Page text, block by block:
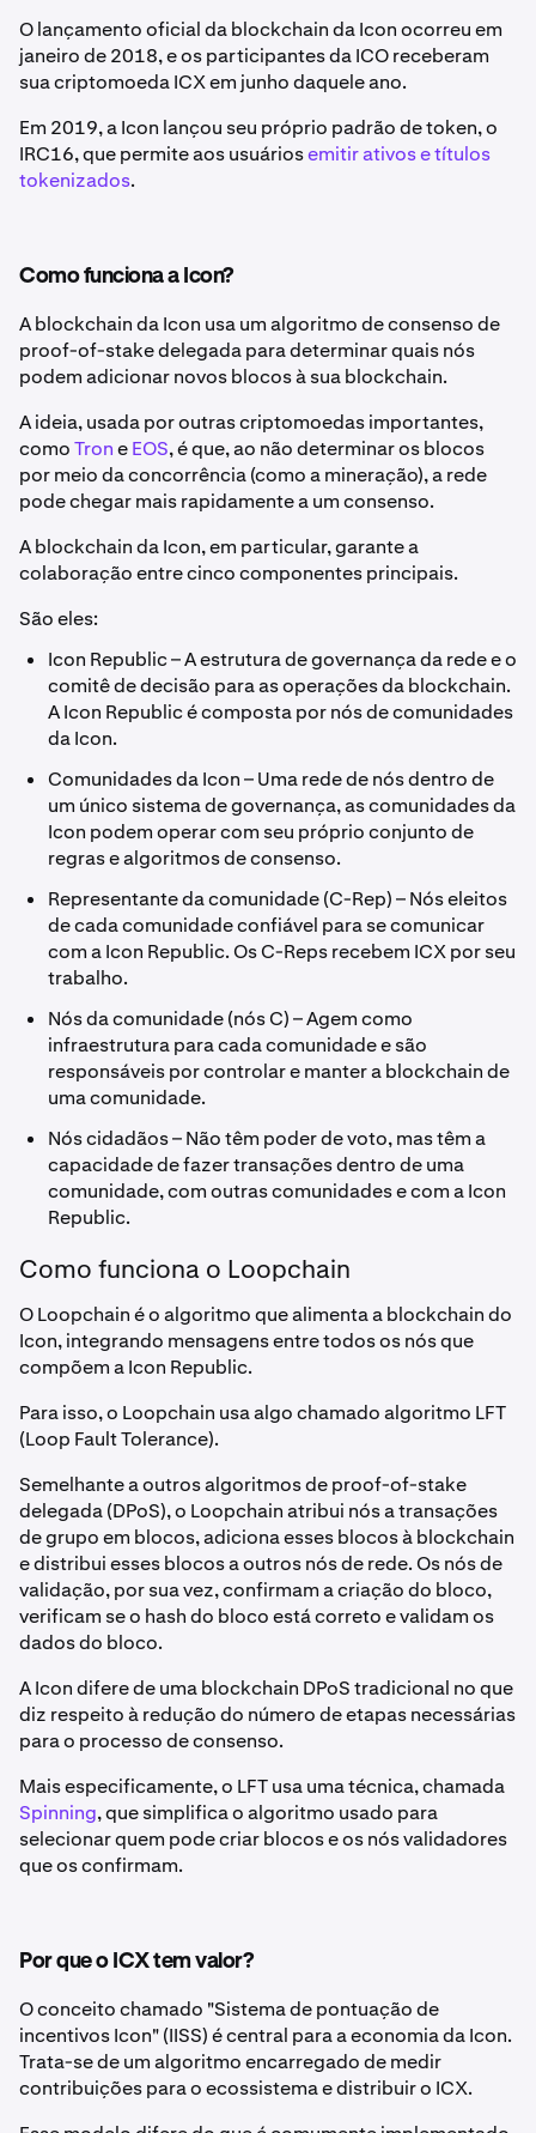
O lançamento oficial da blockchain da Icon ocorreu em
janeiro de 2018, e os participantes da ICO receberam
sua criptomoeda ICX em junho daquele ano.
Em 2019, a Icon lançou seu próprio padrão de token, o
IRC16, que permite aos usuáriosemitir ativos e títulos
tokenizados.
Como funciona a Icon?
A blockchain da Icon usa um algoritmo de consenso de
proof-of-stake delegada para determinar quais nós
podem adicionar novos blocos à sua blockchain.
A ideia, usada por outras criptomoedas importantes,
comoTroneEOS, é que, ao não determinar os blocos
por meio da concorrência (como a mineração), a rede
pode chegar mais rapidamente a um consenso.
A blockchain da Icon, em particular, garante a
colaboração entre cinco componentes principais.
São eles:
Icon Republic – A estrutura de governança da rede e o
comitê de decisão para as operações da blockchain.
A Icon Republic é composta por nós de comunidades
da Icon.
Comunidades da Icon – Uma rede de nós dentro de
um único sistema de governança, as comunidades da
Icon podem operar com seu próprio conjunto de
regras e algoritmos de consenso.
Representante da comunidade (C-Rep) – Nós eleitos
de cada comunidade confiável para se comunicar
com a Icon Republic. Os C-Reps recebem ICX por seu
trabalho.
Nós da comunidade (nós C) – Agem como
infraestrutura para cada comunidade e são
responsáveis por controlar e manter a blockchain de
uma comunidade.
Nós cidadãos – Não têm poder de voto, mas têm a
capacidade de fazer transações dentro de uma
comunidade, com outras comunidades e com a Icon
Republic.
Como funciona o Loopchain
O Loopchain é o algoritmo que alimenta a blockchain do
Icon, integrando mensagens entre todos os nós que
compõem a Icon Republic.
Para isso, o Loopchain usa algo chamado algoritmo LFT
(Loop Fault Tolerance).
Semelhante a outros algoritmos de proof-of-stake
delegada (DPoS), o Loopchain atribui nós a transações
de grupo em blocos, adiciona esses blocos à blockchain
e distribui esses blocos a outros nós de rede. Os nós de
validação, por sua vez, confirmam a criação do bloco,
verificam se o hash do bloco está correto e validam os
dados do bloco.
A Icon difere de uma blockchain DPoS tradicional no que
diz respeito à redução do número de etapas necessárias
para o processo de consenso.
Mais especificamente, o LFT usa uma técnica, chamada
Spinning, que simplifica o algoritmo usado para
selecionar quem pode criar blocos e os nós validadores
que os confirmam.
Por que o ICX tem valor?
O conceito chamado "Sistema de pontuação de
incentivos Icon" (IISS) é central para a economia da Icon.
Trata-se de um algoritmo encarregado de medir
contribuições para o ecossistema e distribuir o ICX.